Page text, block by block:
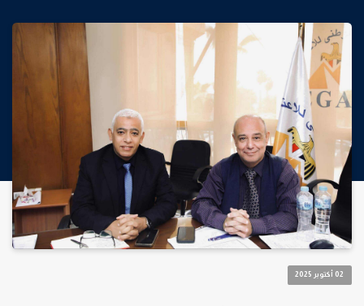
02 أكتوبر 2025